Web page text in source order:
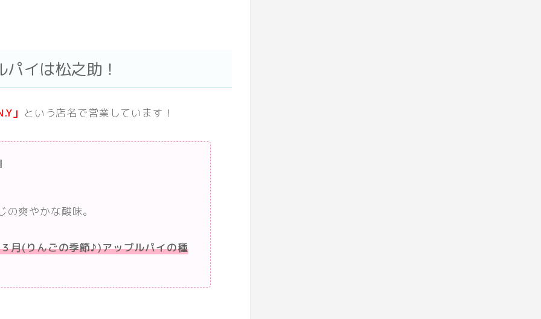
イは松之助！
」 という店名で営業しています！
爽やかな酸味。
月(りんごの季節♪)アップルパイの種